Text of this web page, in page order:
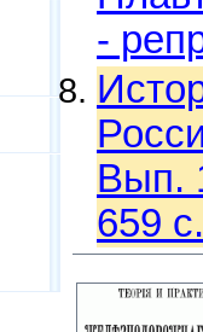
-
Вып.
659